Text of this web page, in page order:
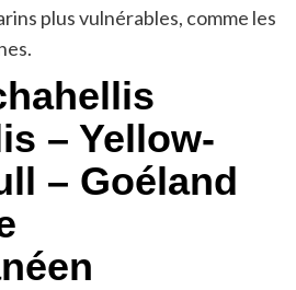
plus vulnérables, comme les
– Yellow-
– Goéland